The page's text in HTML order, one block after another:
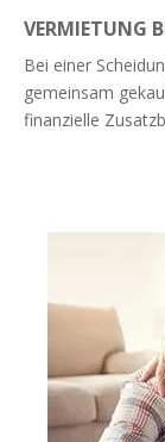
VERMIETUNG
Bei einer
gemeinsam
finanzielle